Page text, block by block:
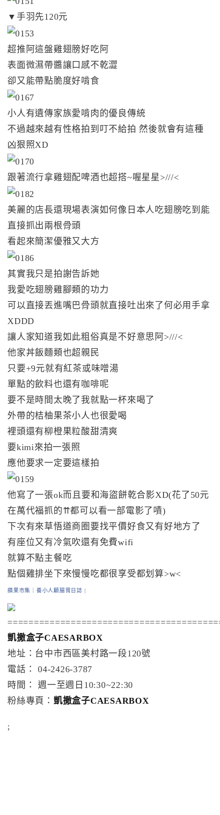
▼手羽先120元
超推阿這盤雞翅膀好吃阿
表面微濕帶醬讓口感不乾澀
卻又能帶點脆度好啃食
小人有遺傳家族愛啃肉的優良傳統
不過越來越有性格拍到叮不給拍 然後就會有這種
凶狠照XD
跟著流行拿雞翅配啤酒也超搭~喔星星>///<
美麗的店長還現場表演如何像日本人吃翅膀吃到能
直接抓出兩根骨頭
看起來簡潔優雅又大方
其實我只是拍謝告訴她
我愛吃翅膀雞腳類的功力
可以直接丟進嘴巴骨頭就直接吐出來了何必用手拿
XDDD
讓人家知道我如此粗俗真是不好意思阿>///<
他家丼飯麵類也超親民
只要+9元就有紅茶或味噌湯
單點的飲料也還有咖啡呢
要不是時間太晚了我就點一杯來喝了
外帶的桔柚果茶小人也很愛喝
裡頭還有柳橙果粒酸甜清爽
要kimi來拍一張照
應他要求一定要這樣拍
他寫了一張ok而且要和海盜餅乾合影XD(花了50元
在萬代福抓的⇈都可以看一部電影了嘖)
下次有來草悟道商圈要找平價好食又有好地方了
有座位又有冷氣吹還有免費wifi
就算不點主餐吃
點個雞排坐下來慢慢吃都很享受都划算>w<
蘋果市集｜養小人顧腸胃日誌
凱撒盒子CAESARBOX
地址：台中市西區美村路一段120號
電話： 04-2426-3787
時間： 週一至週日10:30~22:30
粉絲專頁： 凱撒盒子CAESARBOX
;